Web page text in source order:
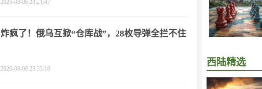
西陆精选
2026-08-06 23:21:47
炸疯了！俄乌互掀“仓库战”，28枚导弹全拦不住
2026-08-06 23:33:18